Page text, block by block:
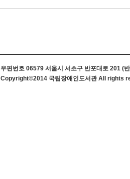
우편번호 06579 서울시 서초구 반포대로 201 (
Copyright©2014 국립장애인도서관 All rights